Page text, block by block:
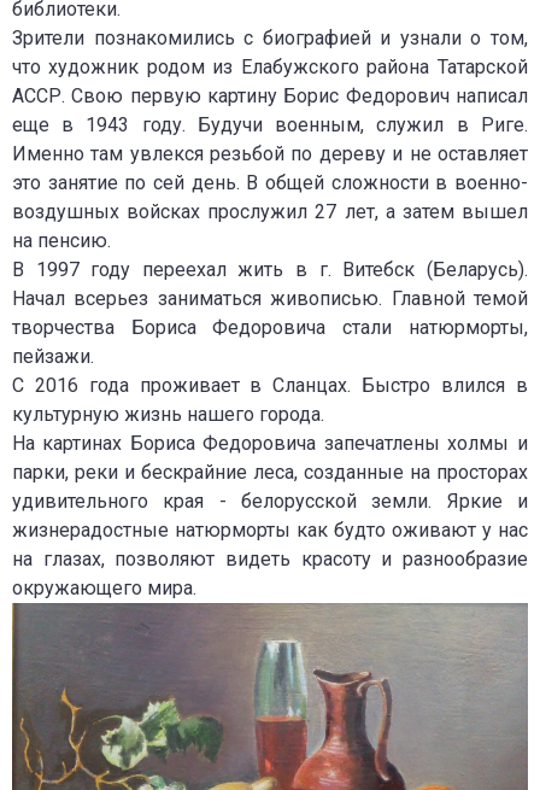
библиотеки.
Зрители познакомились с биографией и узнали о том,
что художник родом из Елабужского района Татарской
АССР. Свою первую картину Борис Федорович написал
еще в 1943 году. Будучи военным, служил в Риге.
Именно там увлекся резьбой по дереву и не оставляет
это занятие по сей день. В общей сложности в военно-
воздушных войсках прослужил 27 лет, а затем вышел
на пенсию.
В 1997 году переехал жить в г. Витебск (Беларусь).
Начал всерьез заниматься живописью. Главной темой
творчества Бориса Федоровича стали натюрморты,
пейзажи.
С 2016 года проживает в Сланцах. Быстро влился в
культурную жизнь нашего города.
На картинах Бориса Федоровича запечатлены холмы и
парки, реки и бескрайние леса, созданные на просторах
удивительного края - белорусской земли. Яркие и
жизнерадостные натюрморты как будто оживают у нас
на глазах, позволяют видеть красоту и разнообразие
окружающего мира.